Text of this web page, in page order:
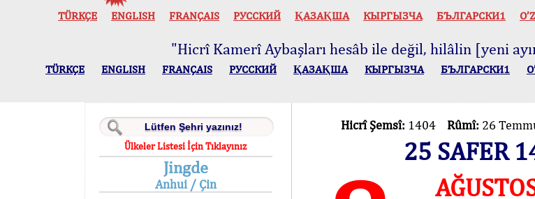
TÜRKÇE ENGLISH FRANÇAIS РУССКИЙ ҚАЗАҚША КЫPГЫЗЧA БЪЛГАРСКИ1
"Hicrî Kamerî Aybaşları hesâb ile değil, hilâlin [yeni
TÜRKÇE ENGLISH FRANÇAIS РУССКИЙ ҚАЗАҚША КЫPГЫЗЧA БЪЛГАРСКИ1
Ülkeler Listesi İçin Tıklayınız
Jingde
Anhui / Çin
Hicrî Şemsî: 1404 Rûmî: 26
25 SAFER